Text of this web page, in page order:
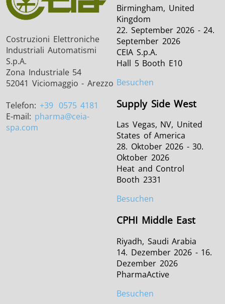
Costruzioni Elettroniche
Industriali Automatismi
S.p.A.
Zona Industriale 54
52041 Viciomaggio - Arezzo
Telefon: +39 0575 4181
E-mail: pharma@ceia-
spa.com
Birmingham, United
Kingdom
22. September 2026 - 24.
September 2026
CEIA S.p.A.
Hall 5 Booth E10
Besuchen
Supply Side West
Las Vegas, NV, United
States of America
28. Oktober 2026 - 30.
Oktober 2026
Heat and Control
Booth 2331
Besuchen
CPHI Middle East
Riyadh, Saudi Arabia
14. Dezember 2026 - 16.
Dezember 2026
PharmaActive
Besuchen